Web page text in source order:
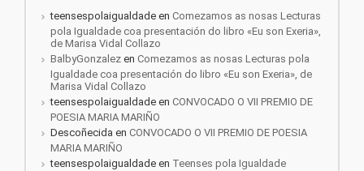
teensespolaigualdade en Comezamos as nosas Lecturas
pola Igualdade coa presentación do libro «Eu son Exeria»,
de Marisa Vidal Collazo
BalbyGonzalez en Comezamos as nosas Lecturas pola
Igualdade coa presentación do libro «Eu son Exeria», de
Marisa Vidal Collazo
teensespolaigualdade en CONVOCADO O VII PREMIO DE
POESIA MARIA MARIÑO
Descoñecida en CONVOCADO O VII PREMIO DE POESIA
MARIA MARIÑO
teensespolaigualdade en Teenses pola Igualdade